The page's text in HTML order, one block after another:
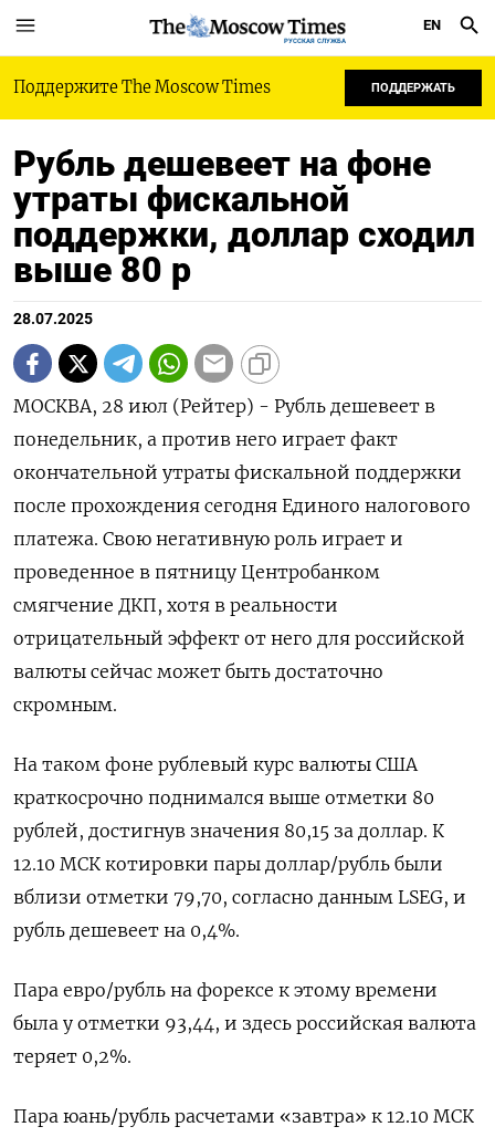
РУССКАЯ СЛУЖБА
EN
Поддержите The Moscow Times ПОДДЕРЖАТЬ
Рубль дешевеет на фоне
утраты фискальной
поддержки, доллар сходил
выше 80 р
28.07.2025
МОСКВА, 28 июл (Рейтер) - Рубль дешевеет в
понедельник, а против него играет факт
окончательной утраты фискальной поддержки
после прохождения сегодня Единого налогового
платежа. Свою негативную роль играет и
проведенное в пятницу Центробанком
смягчение ДКП, хотя в реальности
отрицательный эффект от него для российской
валюты сейчас может быть достаточно
скромным.
На таком фоне рублевый курс валюты США
краткосрочно поднимался выше отметки 80
рублей, достигнув значения 80,15 за доллар. К
12.10 МСК котировки пары доллар/рубль были
вблизи отметки 79,70, согласно данным LSEG, и
рубль дешевеет на 0,4%.
Пара евро/рубль на форексе к этому времени
была у отметки 93,44, и здесь российская валюта
теряет 0,2%.
Пара юань/рубль расчетами «завтра» к 12.10 МСК